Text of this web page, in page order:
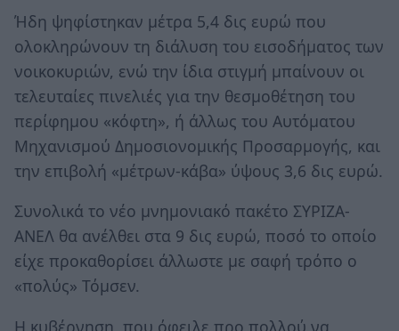
Ήδη ψηφίστηκαν μέτρα 5,4 δις ευρώ που
ολοκληρώνουν τη διάλυση του εισοδήματος των
νοικοκυριών, ενώ την ίδια στιγμή μπαίνουν οι
τελευταίες πινελιές για την θεσμοθέτηση του
περίφημου «κόφτη», ή άλλως του Αυτόματου
Μηχανισμού Δημοσιονομικής Προσαρμογής, και
την επιβολή «μέτρων-κάβα» ύψους 3,6 δις ευρώ.
Συνολικά το νέο μνημονιακό πακέτο ΣΥΡΙΖΑ-
ΑΝΕΛ θα ανέλθει στα 9 δις ευρώ, ποσό το οποίο
είχε προκαθορίσει άλλωστε με σαφή τρόπο ο
«πολύς» Τόμσεν.
Η κυβέρνηση, που όφειλε προ πολλού να